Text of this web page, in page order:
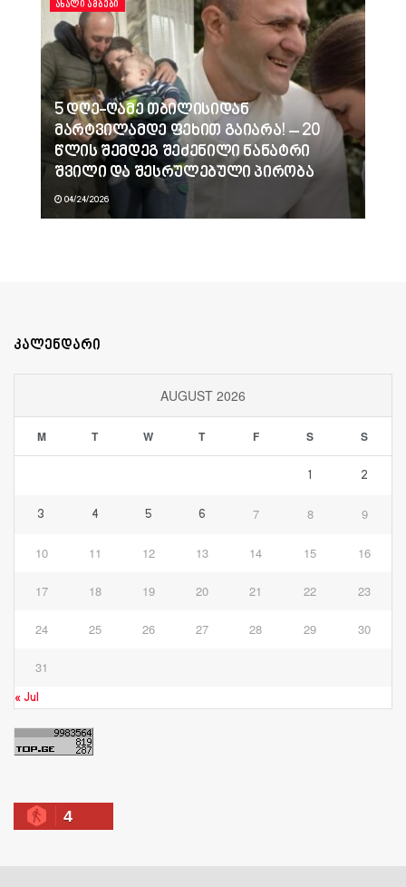
ᲐᲮᲐᲚᲘ ᲐᲛᲑᲔᲑᲘ
5 დღე-ღამე თბილისიდან
მარტვილამდე ფეხით გაიარა! – 20
წლის შემდეგ შეძენილი ნანატრი
შვილი და შესრულებული პირობა
04/24/2026
კალენდარი
AUGUST 2026
M T W T F S S
1 2
3 4 5 6 7 8 9
10 11 12 13 14 15 16
17 18 19 20 21 22 23
24 25 26 27 28 29 30
31
« Jul
4